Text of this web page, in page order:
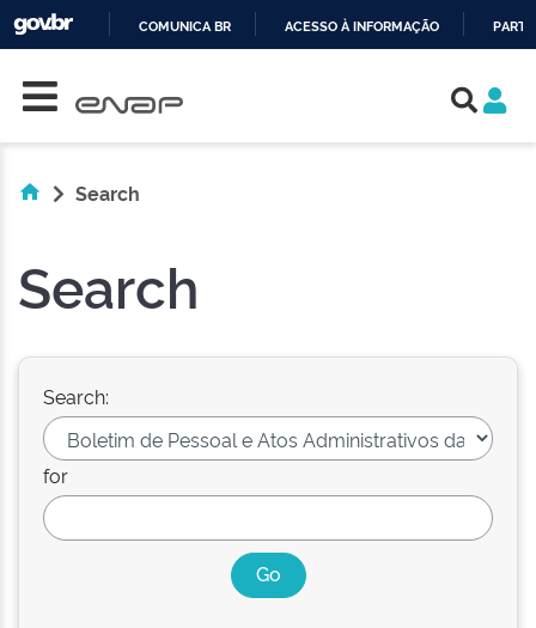
COMUNICA BR ACESSO À INFORMAÇÃO
Search
Search
Search:
for